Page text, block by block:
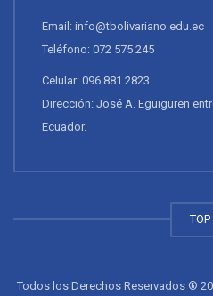
Email: info@tbolivariano.edu.ec
Teléfono: 072 575 245
Celular: 096 881 2823
Dirección: José A. Eguiguren
Ecuador.
TOP
Todos los Derechos Reservados ®